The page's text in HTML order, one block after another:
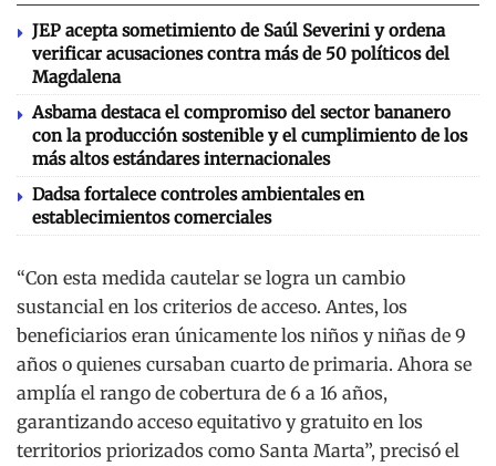
JEP acepta sometimiento de Saúl Severini y ordena
verificar acusaciones contra más de 50 políticos del
Magdalena
Asbama destaca el compromiso del sector bananero
con la producción sostenible y el cumplimiento de los
más altos estándares internacionales
Dadsa fortalece controles ambientales en
establecimientos comerciales
“Con esta medida cautelar se logra un cambio
sustancial en los criterios de acceso. Antes, los
beneficiarios eran únicamente los niños y niñas de 9
años o quienes cursaban cuarto de primaria. Ahora se
amplía el rango de cobertura de 6 a 16 años,
garantizando acceso equitativo y gratuito en los
territorios priorizados como Santa Marta”, precisó el